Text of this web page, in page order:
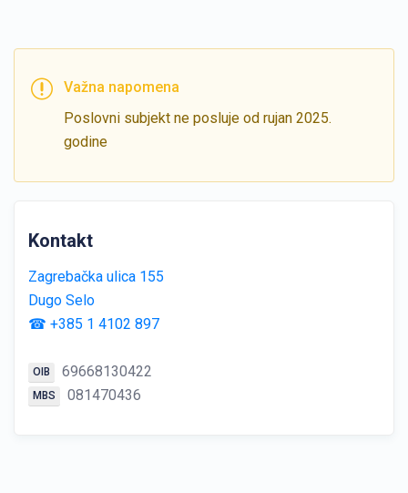
Važna napomena
Poslovni subjekt ne posluje od rujan 2025.
godine
Kontakt
Zagrebačka ulica 155
Dugo Selo
☎ +385 1 4102 897
OIB 69668130422
MBS 081470436